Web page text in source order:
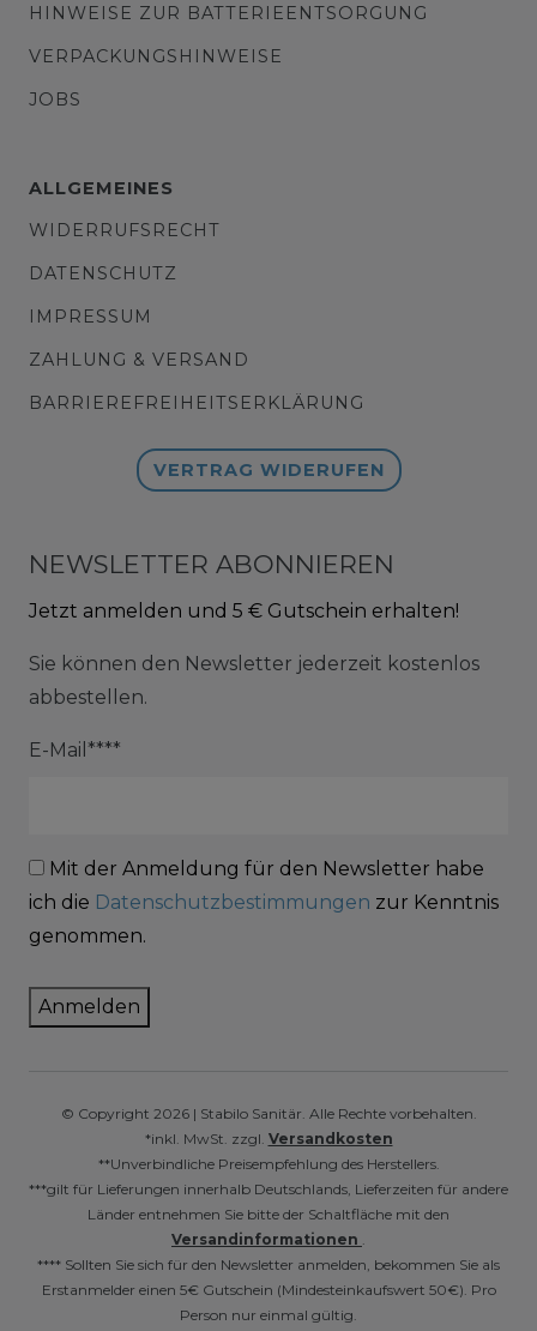
HINWEISE ZUR BATTERIEENTSORGUNG
VERPACKUNGSHINWEISE
JOBS
ALLGEMEINES
WIDERRUFSRECHT
DATENSCHUTZ
IMPRESSUM
ZAHLUNG & VERSAND
BARRIEREFREIHEITSERKLÄRUNG
VERTRAG WIDERUFEN
NEWSLETTER ABONNIEREN
Jetzt anmelden und 5 € Gutschein erhalten!
Sie können den Newsletter jederzeit kostenlos
abbestellen.
E-Mail****
Mit der Anmeldung für den Newsletter habe
ich die Datenschutzbestimmungen zur Kenntnis
genommen.
Anmelden
© Copyright 2026 | Stabilo Sanitär. Alle Rechte vorbehalten.
*inkl. MwSt. zzgl. Versandkosten
**Unverbindliche Preisempfehlung des Herstellers.
***gilt für Lieferungen innerhalb Deutschlands, Lieferzeiten für andere
Länder entnehmen Sie bitte der Schaltfläche mit den
Versandinformationen
**** Sollten Sie sich für den Newsletter anmelden, bekommen Sie als
Erstanmelder einen 5€ Gutschein (Mindesteinkaufswert 50€). Pro
Person nur einmal gültig.